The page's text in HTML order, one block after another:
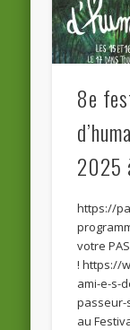
8e
2025
https://
votre
! https://
ami-e-s-
passeur-
au